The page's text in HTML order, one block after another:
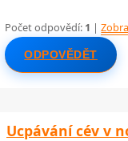
Počet odpovědí: 1 |
ODPOVĚDĚT
Ucpávání cév v